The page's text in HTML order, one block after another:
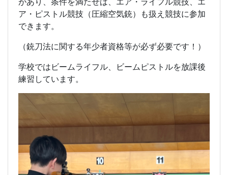
ア・ピストル競技（圧縮空気銃）も扱え競技に参加
できます。
（銃刀法に関する年少者資格等が必ず必要です！）
学校ではビームライフル、ビームピストルを放課後
練習しています。